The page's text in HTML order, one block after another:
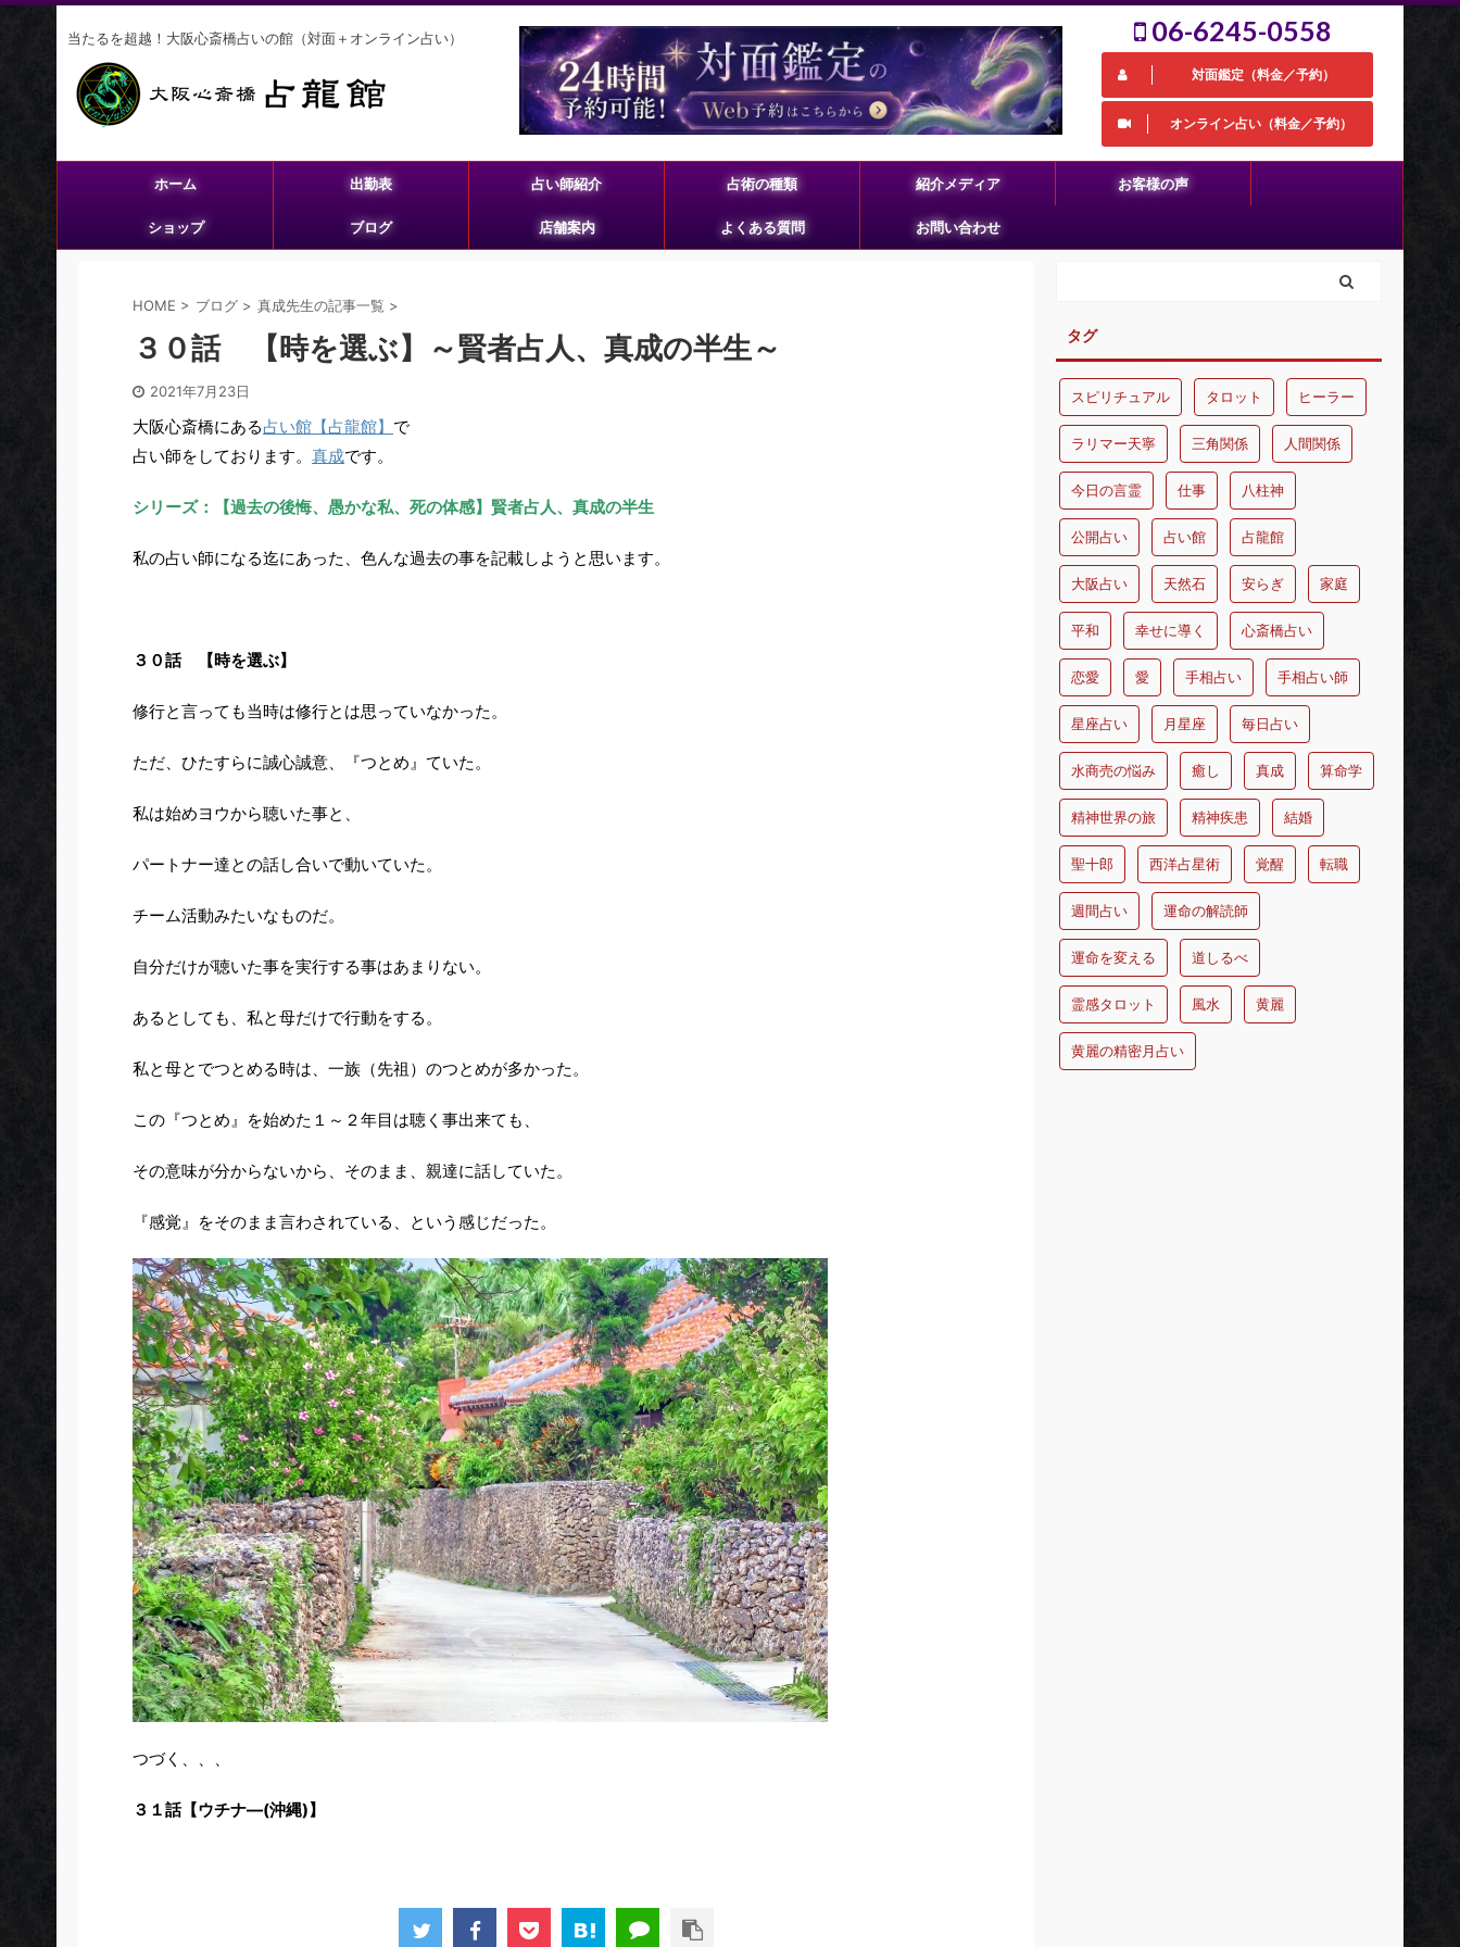
当たるを超越！大阪心斎橋占いの館（対面＋オンライン占い） 06-6245-0558
対面鑑定（料金／予約）
オンライン占い（料金／予約）
ホーム 出勤表 占い師紹介 占術の種類 紹介メディア お客様の声
ショップ ブログ 店舗案内 よくある質問 お問い合わせ
HOME > ブログ > 真成先生の記事一覧 >
３０話 【時を選ぶ】～賢者占人、真成の半生～
2021年7月23日
大阪心斎橋にある占い館【占龍館】 で
占い師をしております。 真成です。
シリーズ：【過去の後悔、愚かな私、死の体感】賢者占人、真成の半生
私の占い師になる迄にあった、色んな過去の事を記載しようと思います。
３０話 【時を選ぶ】
修行と言っても当時は修行とは思っていなかった。
ただ、ひたすらに誠心誠意、『つとめ』ていた。
私は始めヨウから聴いた事と、
パートナー達との話し合いで動いていた。
チーム活動みたいなものだ。
自分だけが聴いた事を実行する事はあまりない。
あるとしても、私と母だけで行動をする。
私と母とでつとめる時は、一族（先祖）のつとめが多かった。
この『つとめ』を始めた１～２年目は聴く事出来ても、
その意味が分からないから、そのまま、親達に話していた。
『感覚』をそのまま言わされている、という感じだった。
つづく、、、
３１話【ウチナ―(沖縄)】
タグ
スピリチュアル タロット ヒーラー
ラリマー天寧 三角関係 人間関係
今日の言霊 仕事 八柱神
公開占い 占い館 占龍館
大阪占い 天然石 安らぎ 家庭
平和 幸せに導く 心斎橋占い
恋愛 愛 手相占い 手相占い師
星座占い 月星座 毎日占い
水商売の悩み 癒し 真成 算命学
精神世界の旅 精神疾患 結婚
聖十郎 西洋占星術 覚醒 転職
週間占い 運命の解読師
運命を変える 道しるべ
霊感タロット 風水 黄麗
黄麗の精密月占い